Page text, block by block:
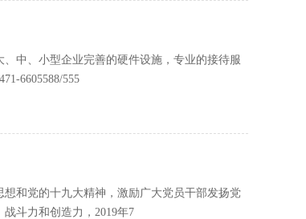
中、小型企业完善的硬件设施，专业的接待服
6605588/555
和党的十九大精神，激励广大党员干部发扬党
斗力和创造力，2019年7